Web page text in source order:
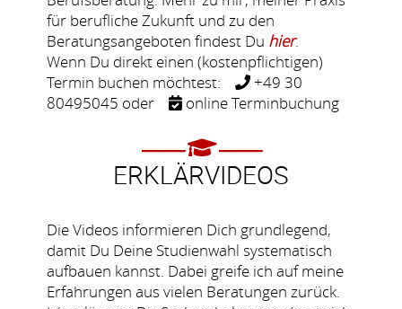
für berufliche Zukunft und zu den
Beratungsangeboten findest Du hier.
Wenn Du direkt einen (kostenpflichtigen)
Termin buchen möchtest:
+49 30
80495045 oder
online Terminbuchung
ERKLÄRVIDEOS
Die Videos informieren Dich grundlegend,
damit Du Deine Studienwahl systematisch
aufbauen kannst. Dabei greife ich auf meine
Erfahrungen aus vielen Beratungen zurück.